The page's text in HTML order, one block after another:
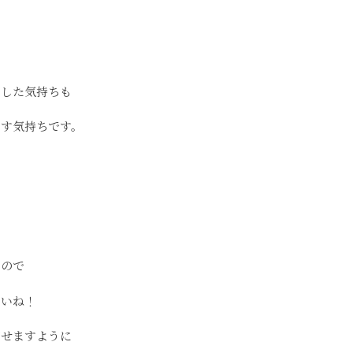
た気持ちも
気持ちです。
で
ね！
ますように